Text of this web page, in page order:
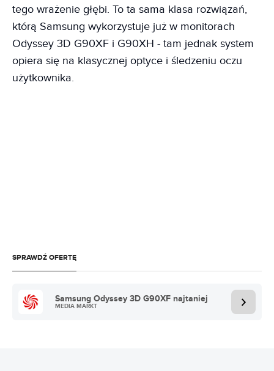
tego wrażenie głębi. To ta sama klasa rozwiązań,
którą Samsung wykorzystuje już w monitorach
Odyssey 3D G90XF i G90XH - tam jednak system
opiera się na klasycznej optyce i śledzeniu oczu
użytkownika.
SPRAWDŹ OFERTĘ
Samsung Odyssey 3D G90XF najtaniej
MEDIA MARKT